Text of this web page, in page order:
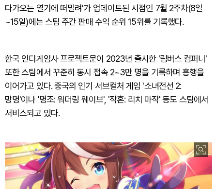
다가오는 열기에 떠밀려'가 업데이트된 시점인 7월 2주차(8일
~15일)에는 스팀 주간 판매 수익 순위 15위를 기록했다.
한국 인디게임사 프로젝트문이 2023년 출시한 '림버스 컴퍼니'
또한 스팀에서 꾸준히 동시 접속 2~3만 명을 기록하며 흥행을
이어가고 있다. 중국의 인기 서브컬처 게임 '소녀전선 2:
망명'이나 '명조: 워더링 웨이브', '작혼: 리치 마작' 등도 스팀에서
서비스되고 있다.